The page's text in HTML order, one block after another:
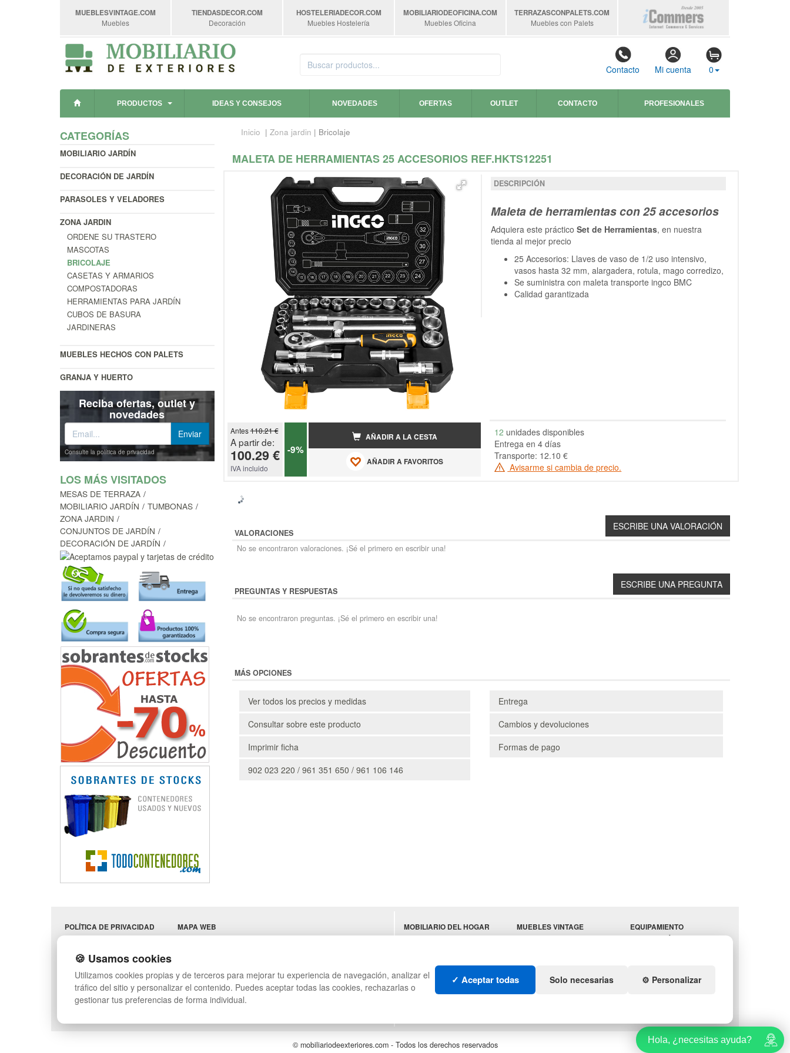
MUEBLESVINTAGE.COM
Muebles
TIENDASDECOR.COM
Decoración
HOSTELERIADECOR.COM
Muebles Hostelería
MOBILIARIODEOFICINA.COM
Muebles Oficina
TERRAZASCONPALETS.COM
Muebles con Palets
Contacto Mi cuenta 0
PRODUCTOS IDEAS Y CONSEJOS NOVEDADES OFERTAS OUTLET CONTACTO PROFESIONALES
CATEGORÍAS
MOBILIARIO JARDÍN
DECORACIÓN DE JARDÍN
PARASOLES Y VELADORES
ZONA JARDIN
ORDENE SU TRASTERO
MASCOTAS
BRICOLAJE
CASETAS Y ARMARIOS
COMPOSTADORAS
HERRAMIENTAS PARA JARDÍN
CUBOS DE BASURA
JARDINERAS
MUEBLES HECHOS CON PALETS
GRANJA Y HUERTO
Reciba ofertas, outlet y
novedades
Consulte la política de privacidad
LOS MÁS VISITADOS
MESAS DE TERRAZA
MOBILIARIO JARDÍN
TUMBONAS
ZONA JARDIN
CONJUNTOS DE JARDÍN
DECORACIÓN DE JARDÍN
Inicio | Zona jardin | Bricolaje
MALETA DE HERRAMIENTAS 25 ACCESORIOS REF.HKTS12251
DESCRIPCIÓN
Maleta de herramientas con 25 accesorios
Adquiera este prácticoSet de Herramientas, en nuestra
tienda al mejor precio
25 Accesorios: Llaves de vaso de 1/2 uso intensivo,
vasos hasta 32 mm, alargadera, rotula, mago corredizo,
Se suministra con maleta transporte ingco BMC
Calidad garantizada
Antes110.21 €
A partir de:
100.29 €
IVA incluido
-9%
AÑADIR A LA CESTA
AÑADIR A FAVORITOS
12 unidades disponibles
Entrega en 4 días
Transporte: 12.10 €
Avisarme si cambia de precio.
VALORACIONES
No se encontraron valoraciones. ¡Sé el primero en escribir una!
PREGUNTAS Y RESPUESTAS
No se encontraron preguntas. ¡Sé el primero en escribir una!
MÁS OPCIONES
Ver todos los precios y medidas
Consultar sobre este producto
Imprimir ficha
902 023 220 / 961 351 650 / 961 106 146
Entrega
Cambios y devoluciones
Formas de pago
POLÍTICA DE PRIVACIDAD
CONDICIONES DE USO
DEVOLUCIONES
CONTACTO
QUIENES SOMOS
MAPA WEB
PREGUNTAS FRECUENTES
SÍGUENOS:
MOBILIARIO DEL HOGAR
MOBILIARIO DE OFICINA
MUEBLES VINTAGE
TERRAZAS CON PALETS
EQUIPAMIENTO
HOSTELERÍA PARA
© mobiliariodeexteriores.com - Todos los derechos reservados Hola, ¿necesitas ayuda?
🍪 Usamos cookies
Utilizamos cookies propias y de terceros para mejorar tu experiencia de navegación, analizar el
tráfico del sitio y personalizar el contenido. Puedes aceptar todas las cookies, rechazarlas o
gestionar tus preferencias de forma individual.
✓ Aceptar todas Solo necesarias ⚙️ Personalizar